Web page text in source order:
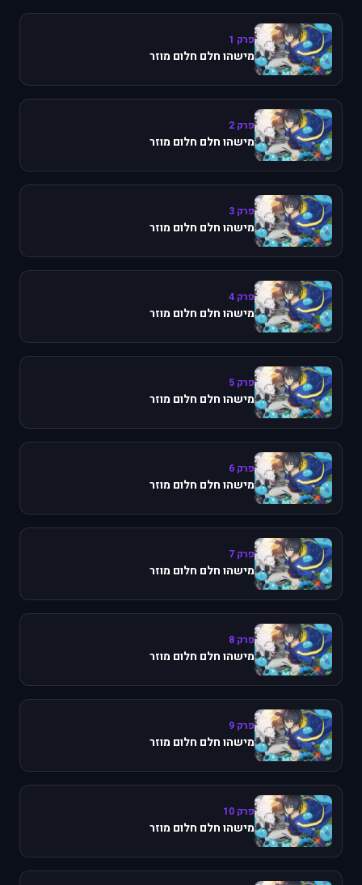
פרק 1
מישהו חלם חלום מוזר
פרק 2
מישהו חלם חלום מוזר
פרק 3
מישהו חלם חלום מוזר
פרק 4
מישהו חלם חלום מוזר
פרק 5
מישהו חלם חלום מוזר
פרק 6
מישהו חלם חלום מוזר
פרק 7
מישהו חלם חלום מוזר
פרק 8
מישהו חלם חלום מוזר
פרק 9
מישהו חלם חלום מוזר
פרק 10
מישהו חלם חלום מוזר